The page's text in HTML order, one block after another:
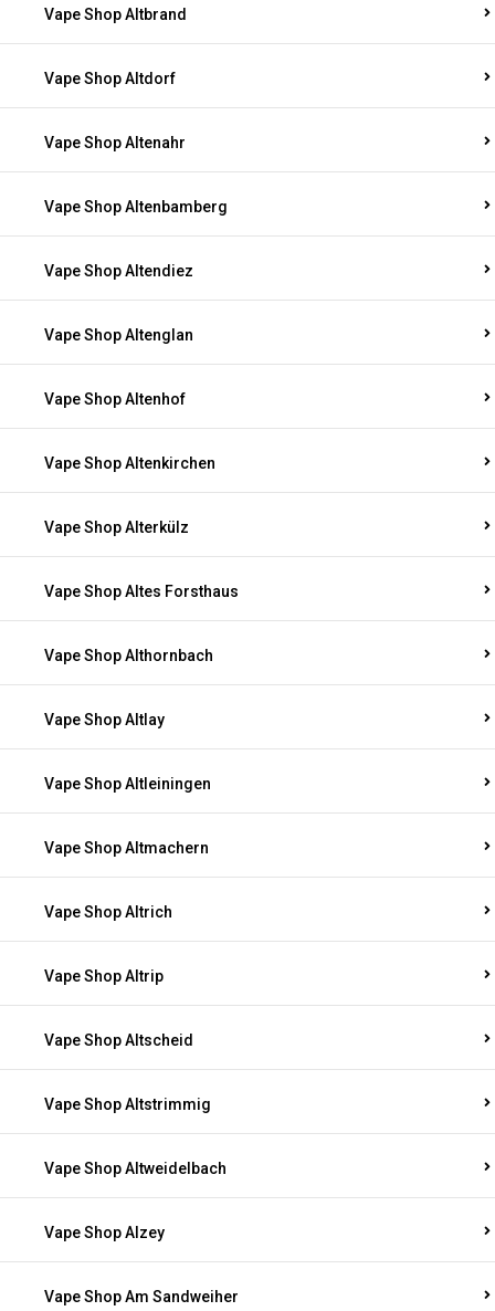
Vape Shop Altbrand
Vape Shop Altdorf
Vape Shop Altenahr
Vape Shop Altenbamberg
Vape Shop Altendiez
Vape Shop Altenglan
Vape Shop Altenhof
Vape Shop Altenkirchen
Vape Shop Alterkülz
Vape Shop Altes Forsthaus
Vape Shop Althornbach
Vape Shop Altlay
Vape Shop Altleiningen
Vape Shop Altmachern
Vape Shop Altrich
Vape Shop Altrip
Vape Shop Altscheid
Vape Shop Altstrimmig
Vape Shop Altweidelbach
Vape Shop Alzey
Vape Shop Am Sandweiher